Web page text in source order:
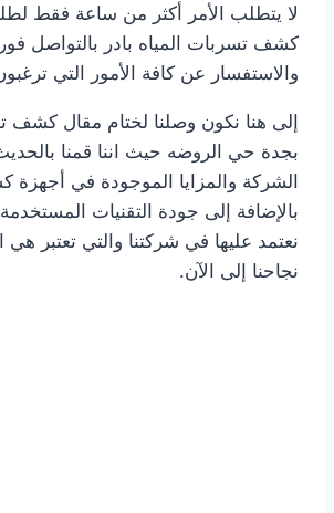
لا يتطلب الأمر أكثر من ساعة فقط
كشف تسربات المياه بادر بالتواصل
والاستفسار عن كافة الأمور التي
إلى هنا نكون وصلنا لختام مقال كشف
بجدة حي الروضه حيث اننا قمنا
الشركة والمزايا الموجودة في
بالإضافة إلى جودة التقنيات المستخدمة
نعتمد عليها في شركتنا والتي تعتبر
نجاحنا إلى الآن.